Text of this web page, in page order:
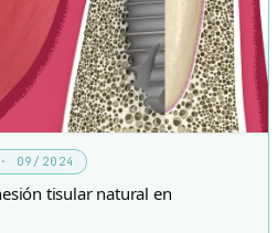
09/2024
tisular natural en